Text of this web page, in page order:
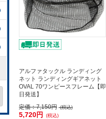
アルファタックル ランディング
ネット ランディングギアネット
OVAL 70ワンピースフレーム【即
日発送】
定価：7,150円 (税込)
5,720円 (税込)